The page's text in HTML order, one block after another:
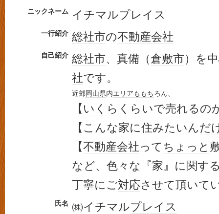
ニックネーム イチマルプレイス
一行紹介 総社市の不動産会社
自己紹介 総社市、真備（倉敷市）を
社です。
近郊岡山県内エリアももちろん、
【 いくら くらいで売れるの
【こんな家に住みたいんだ
【不動産会社って ちょっと
など、色々な『家』に関す
丁寧にご対応させて頂いて
氏名 ㈱イチマルプレイス